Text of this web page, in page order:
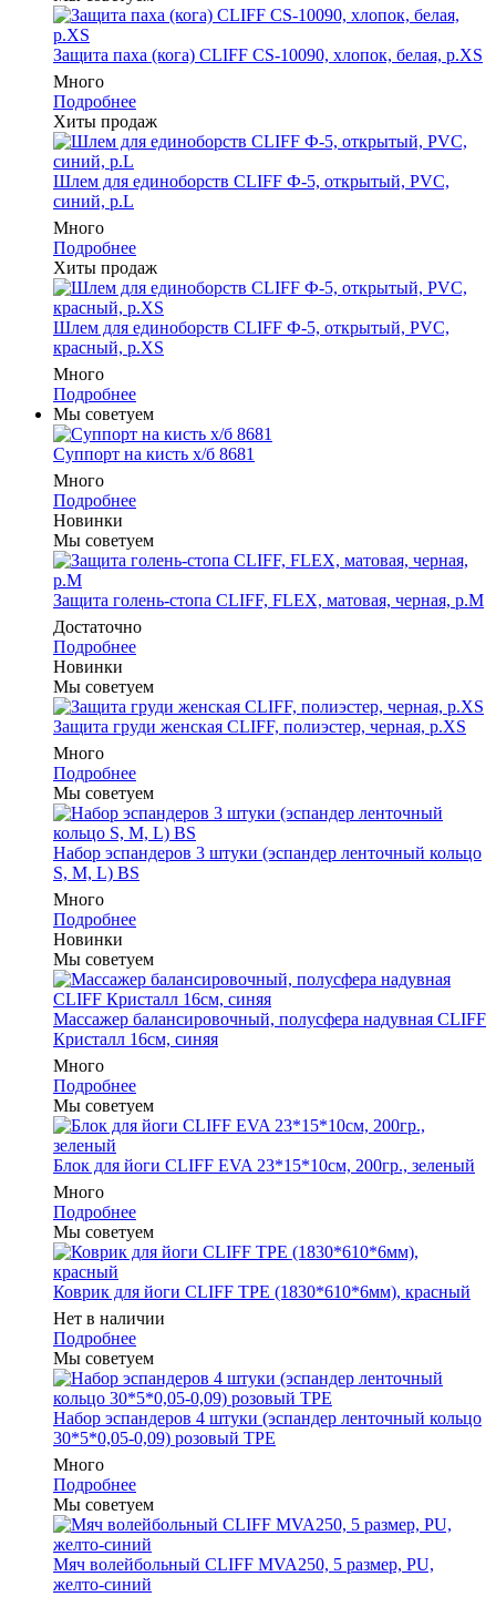
Защита паха (кога) CLIFF CS-10090, хлопок, белая, р.XS
Много
Подробнее
Хиты продаж
Шлем для единоборств CLIFF Ф-5, открытый, PVC,
синий, p.L
Много
Подробнее
Хиты продаж
Шлем для единоборств CLIFF Ф-5, открытый, PVC,
красный, p.XS
Много
Подробнее
Мы советуем
Суппорт на кисть х/б 8681
Много
Подробнее
Новинки
Мы советуем
Защита голень-стопа CLIFF, FLEX, матовая, черная, р.M
Достаточно
Подробнее
Новинки
Мы советуем
Защита груди женская CLIFF, полиэстер, черная, р.XS
Много
Подробнее
Мы советуем
Набор эспандеров 3 штуки (эспандер ленточный кольцо
S, M, L) BS
Много
Подробнее
Новинки
Мы советуем
Массажер балансировочный, полусфера надувная CLIFF
Кристалл 16см, синяя
Много
Подробнее
Мы советуем
Блок для йоги CLIFF EVA 23*15*10см, 200гр., зеленый
Много
Подробнее
Мы советуем
Коврик для йоги CLIFF TPE (1830*610*6мм), красный
Нет в наличии
Подробнее
Мы советуем
Набор эспандеров 4 штуки (эспандер ленточный кольцо
30*5*0,05-0,09) розовый ТРЕ
Много
Подробнее
Мы советуем
Мяч волейбольный CLIFF MVA250, 5 размер, PU,
желто-синий